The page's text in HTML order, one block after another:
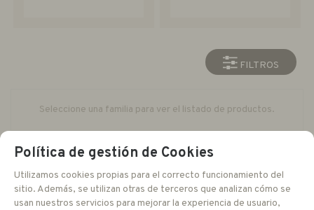
FILTROS
Seleccione una familia para ver el listado de productos.
Política de gestión de Cookies
Utilizamos cookies propias para el correcto funcionamiento del
sitio. Además, se utilizan otras de terceros que analizan cómo se
usan nuestros servicios para mejorar la experiencia de usuario,